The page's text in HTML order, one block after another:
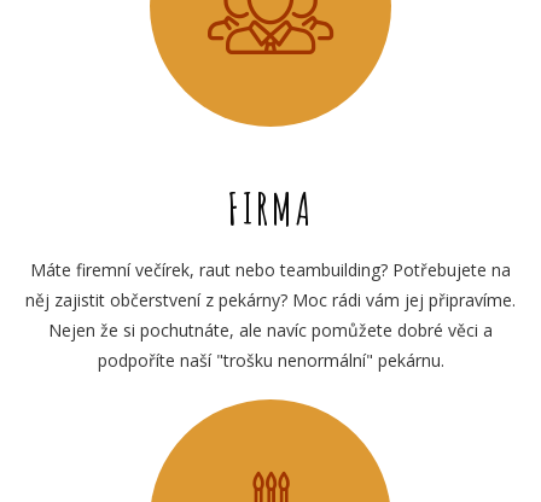
FIRMA
Máte firemní večírek, raut nebo teambuilding? Potřebujete na
něj zajistit občerstvení z pekárny? Moc rádi vám jej připravíme.
Nejen že si pochutnáte, ale navíc pomůžete dobré věci a
podpoříte naší "trošku nenormální" pekárnu.